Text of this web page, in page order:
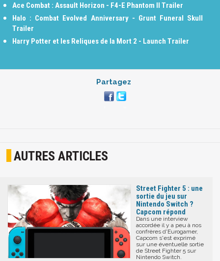
Ace Combat : Assault Horizon - F4-E Phantom II Trailer
Halo : Combat Evolved Anniversary - Grunt Funeral Skull
Trailer
Harry Potter et les Reliques de la Mort 2 - Launch Trailer
Partagez
AUTRES ARTICLES
Street Fighter 5 : une
sortie du jeu sur
Nintendo Switch ?
Capcom répond
Dans une interview
accordée il y a peu à nos
confrères d'Eurogamer,
Capcom s'est exprimé
sur une éventuelle sortie
de Street Fighter 5 sur
Nintendo Switch.